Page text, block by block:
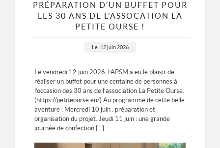
PRÉPARATION D’UN BUFFET POUR
LES 30 ANS DE L’ASSOCATION LA
PETITE OURSE !
Le: 12 juin 2026
Le vendredi 12 juin 2026, l’APSM a eu le plaisir de
réaliser un buffet pour une centaine de personnes à
l’occasion des 30 ans de l’association La Petite Ourse.
(https://petiteourse.eu/) Au programme de cette belle
aventure : Mercredi 10 juin : préparation et
organisation du projet. Jeudi 11 juin : une grande
journée de confection […]